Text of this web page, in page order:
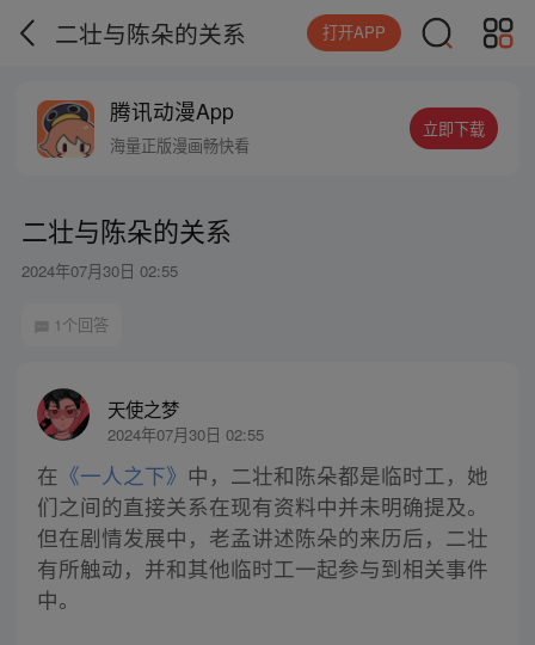
二壮与陈朵的关系 打开APP
腾讯动漫App
海量正版漫画畅快看
立即下载
二壮与陈朵的关系
2024年07月30日 02:55
1个回答
天使之梦
2024年07月30日 02:55
在 《一人之下》 中，二壮和陈朵都是临时工，她
们之间的直接关系在现有资料中并未明确提及。
但在剧情发展中，老孟讲述陈朵的来历后，二壮
有所触动，并和其他临时工一起参与到相关事件
中。